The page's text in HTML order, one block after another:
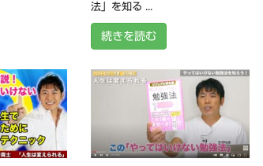
法」を知る ...
続きを読む